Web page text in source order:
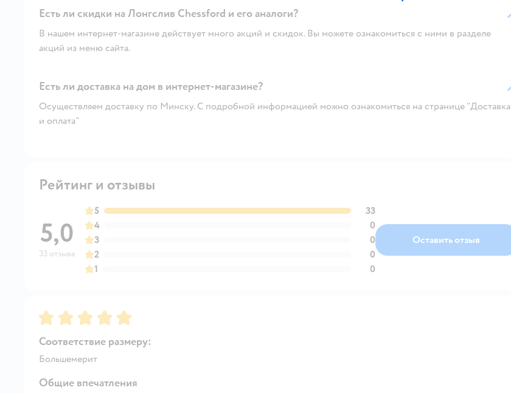
Есть ли скидки на Лонгслив Chessford и его аналоги?
В нашем интернет-магазине действует много акций и скидок. Вы можете ознакомиться с ними в разделе
акций из меню сайта.
Есть ли доставка на дом в интернет-магазине?
Осуществляем доставку по Минску. С подробной информацией можно ознакомиться на странице "Доставка
и оплата"
Рейтинг и отзывы
5,0
33 отзыва
5
33
4
0
3
0
2
0
1
0
Оставить отзыв
Рейтинг:5
Соответствие размеру:
Большемерит
Общие впечатления